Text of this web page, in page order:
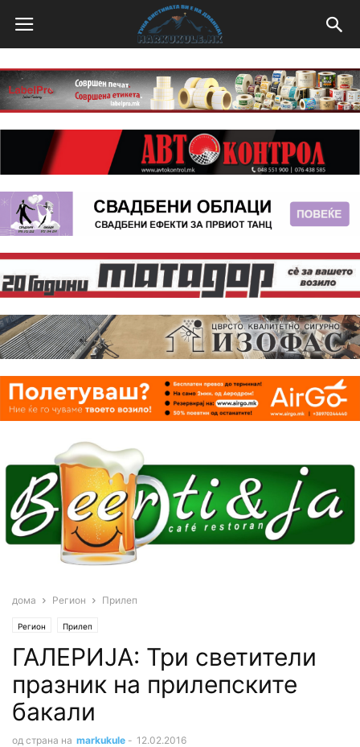
дома Регион Прилеп
Регион Прилеп
ГАЛЕРИЈА: Три светители
празник на прилепските
бакали
од страна на markukule - 12.02.2016